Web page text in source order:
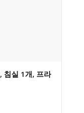
침실 1개, 프라